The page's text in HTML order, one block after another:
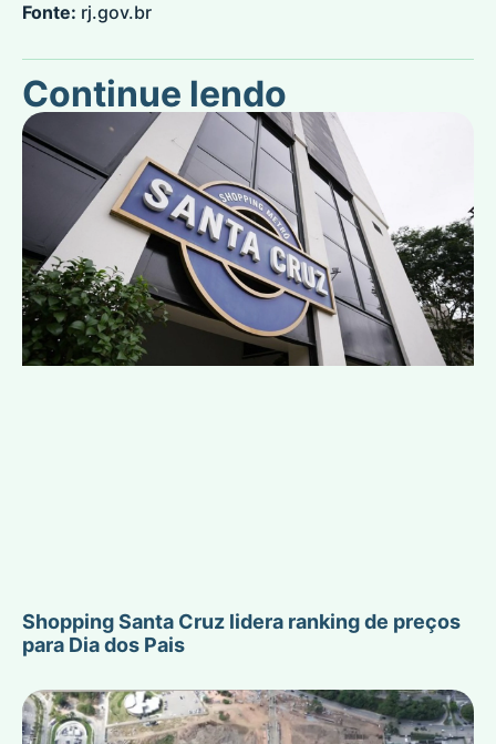
Fonte: rj.gov.br
Continue lendo
Shopping Santa Cruz lidera ranking de preços
para Dia dos Pais